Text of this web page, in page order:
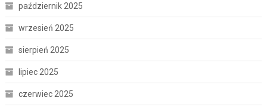
październik 2025
wrzesień 2025
sierpień 2025
lipiec 2025
czerwiec 2025